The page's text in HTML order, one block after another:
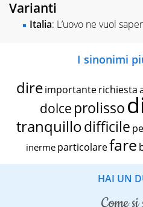
Varianti
Italia: L’uovo ne vuol
I sinonimi
dire importante richiesta
dolce prolisso
tranquillodifficile
inerme particolarefare
HAI UN
come